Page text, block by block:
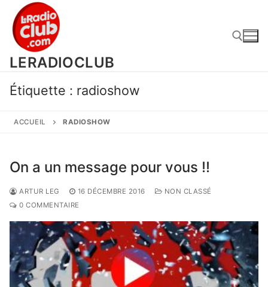
contenu
LERADIOCLUB
Rechercher :
Étiquette : radioshow
ACCUEIL RADIOSHOW
On a un message pour vous !!
ARTUR LEG 16 DÉCEMBRE 2016
NON CLASSÉ
0 COMMENTAIRE